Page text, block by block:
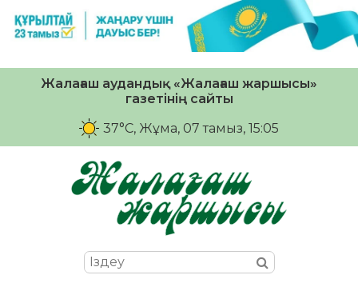
Жалағаш аудандық «Жалағаш жаршысы»
газетінің сайты
37°C, Жұма, 07 тамыз, 15:05